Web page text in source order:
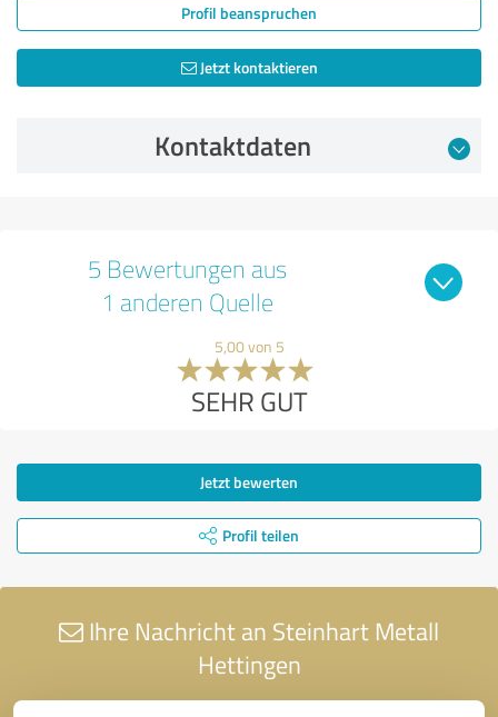
Profil beanspruchen
Jetzt kontaktieren
Kontaktdaten
5 Bewertungen aus
1 anderen Quelle
5,00 von 5
SEHR GUT
Jetzt bewerten
Profil teilen
Ihre Nachricht an Steinhart Metall
Hettingen